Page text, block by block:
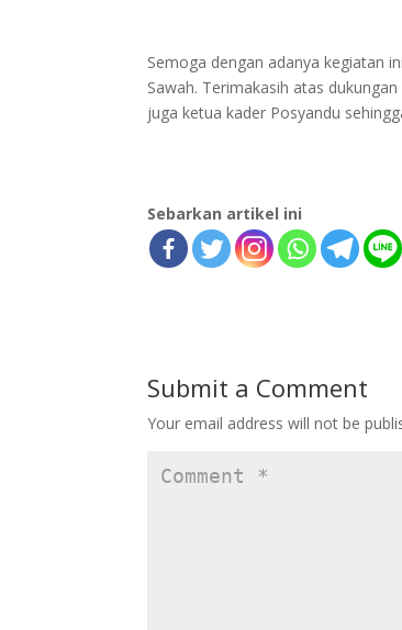
Semoga dengan adanya kegiatan
Sawah. Terimakasih atas
juga ketua kader Posyandu
Sebarkan artikel ini
Submit a Comment
Your email address will not be